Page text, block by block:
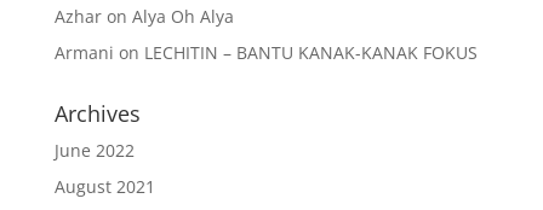
Azharon Alya Oh Alya
Armani on LECHITIN – BANTU KANAK-KANAK FOKUS
Archives
June 2022
August 2021